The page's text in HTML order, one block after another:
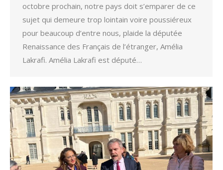
octobre prochain, notre pays doit s’emparer de ce
sujet qui demeure trop lointain voire poussiéreux
pour beaucoup d’entre nous, plaide la députée
Renaissance des Français de l’étranger, Amélia
Lakrafi. Amélia Lakrafi est député…